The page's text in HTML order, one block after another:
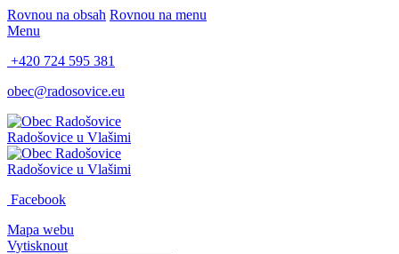
Rovnou na obsah Rovnou na menu
Menu
+420 724 595 381
obec@radosovice.eu
Radošovice u Vlašimi
Radošovice u Vlašimi
Facebook
Mapa webu
Vytisknout